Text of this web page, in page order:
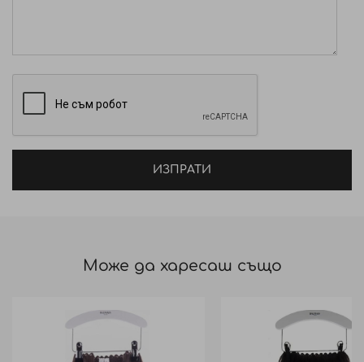
ИЗПРАТИ
Може да харесаш също